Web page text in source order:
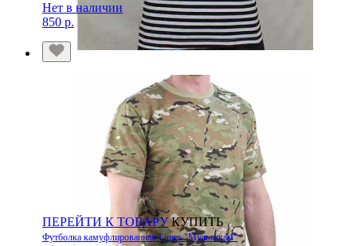
Нет в наличии
850 р.
ПЕРЕЙТИ К ТОВАРУ КУПИТЬ
Футболка камуфлированная Limes "Мультикам"